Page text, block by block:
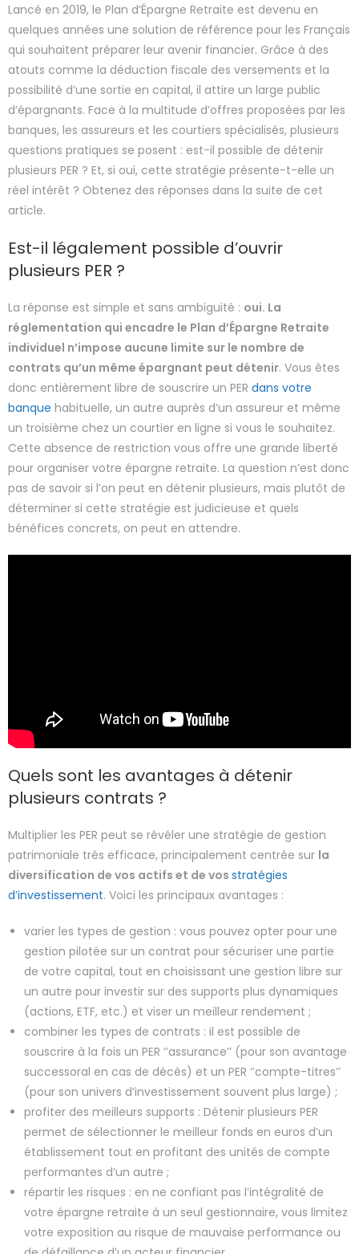
Lancé en 2019, le Plan d’Épargne Retraite est devenu en
quelques années une solution de référence pour les Français
qui souhaitent préparer leur avenir financier. Grâce à des
atouts comme la déduction fiscale des versements et la
possibilité d’une sortie en capital, il attire un large public
d’épargnants. Face à la multitude d’offres proposées par les
banques, les assureurs et les courtiers spécialisés, plusieurs
questions pratiques se posent : est-il possible de détenir
plusieurs PER ? Et, si oui, cette stratégie présente-t-elle un
réel intérêt ? Obtenez des réponses dans la suite de cet
article.
Est-il légalement possible d’ouvrir
plusieurs PER ?
La réponse est simple et sans ambiguïté : oui. La
réglementation qui encadre le Plan d’Épargne Retraite
individuel n’impose aucune limite sur le nombre de
contrats qu’un même épargnant peut détenir. Vous êtes
donc entièrement libre de souscrire un PER dans votre
banque habituelle, un autre auprès d’un assureur et même
un troisième chez un courtier en ligne si vous le souhaitez.
Cette absence de restriction vous offre une grande liberté
pour organiser votre épargne retraite. La question n’est donc
pas de savoir si l’on peut en détenir plusieurs, mais plutôt de
déterminer si cette stratégie est judicieuse et quels
bénéfices concrets, on peut en attendre.
Quels sont les avantages à détenir
plusieurs contrats ?
Multiplier les PER peut se révéler une stratégie de gestion
patrimoniale très efficace, principalement centrée sur la
diversification de vos actifs et de vos stratégies
d’investissement. Voici les principaux avantages :
varier les types de gestion : vous pouvez opter pour une
gestion pilotée sur un contrat pour sécuriser une partie
de votre capital, tout en choisissant une gestion libre sur
un autre pour investir sur des supports plus dynamiques
(actions, ETF, etc.) et viser un meilleur rendement ;
combiner les types de contrats : il est possible de
souscrire à la fois un PER ‘’assurance’’ (pour son avantage
successoral en cas de décès) et un PER ‘’compte-titres’’
(pour son univers d’investissement souvent plus large) ;
profiter des meilleurs supports : Détenir plusieurs PER
permet de sélectionner le meilleur fonds en euros d’un
établissement tout en profitant des unités de compte
performantes d’un autre ;
répartir les risques : en ne confiant pas l’intégralité de
votre épargne retraite à un seul gestionnaire, vous limitez
votre exposition au risque de mauvaise performance ou